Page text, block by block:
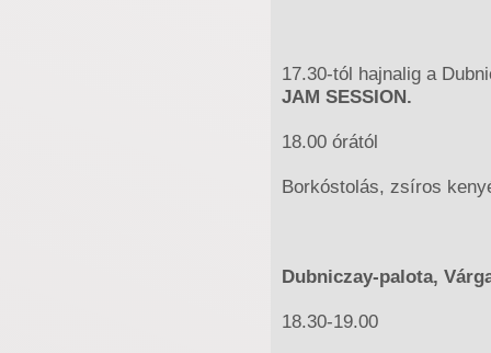
17.30-tól hajnalig a
JAM SESSION.
18.00 órától
Borkóstolás, zsíros
Dubniczay-palota,
18.30-19.00